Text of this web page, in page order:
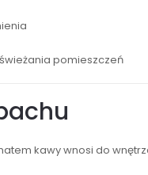
pomieszczeń
kawy wnosi do